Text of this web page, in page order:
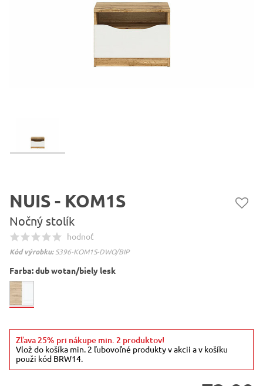
NUIS - KOM1S
Nočný stolík
hodnoť
Kód výrobku: S396-KOM1S-DWO/BIP
Farba:dub wotan/biely lesk
Zľava 25% pri nákupe min. 2 produktov!
Vlož do košíka min. 2 ľubovoľné produkty v akcii a v košíku
použi kód BRW14.